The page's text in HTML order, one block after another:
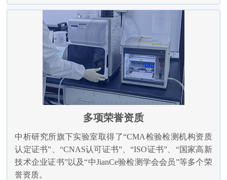
多项荣誉资质
中析研究所旗下实验室取得了“CMA检验检测机构资质
认定证书”、“CNAS认可证书”、“ISO证书”、“国家高新
技术企业证书”以及“中JianCe验检测学会会员”等多个荣
誉资质。